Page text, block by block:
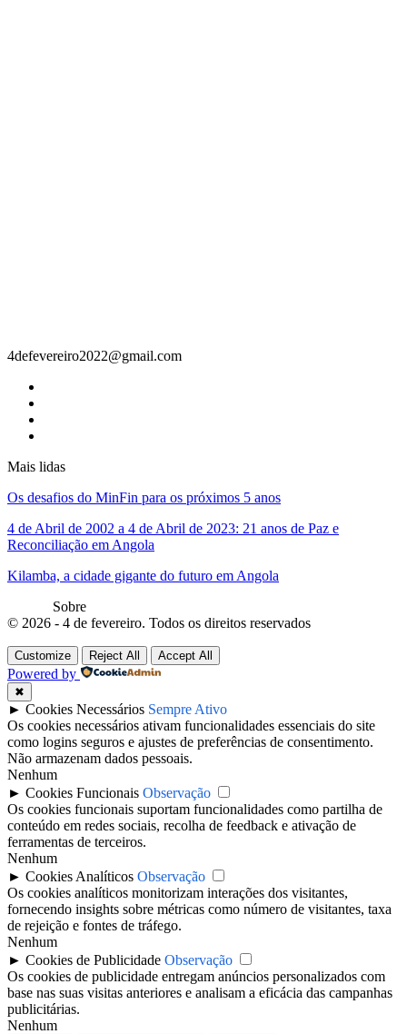
4defevereiro2022@gmail.com
Mais lidas
Os desafios do MinFin para os próximos 5 anos
4 de Abril de 2002 a 4 de Abril de 2023: 21 anos de Paz e
Reconciliação em Angola
Kilamba, a cidade gigante do futuro em Angola
Sobre
© 2026 - 4 de fevereiro. Todos os direitos reservados
Customize Reject All Accept All
Powered by
✖
► Cookies Necessários Sempre Ativo
Os cookies necessários ativam funcionalidades essenciais do site
como logins seguros e ajustes de preferências de consentimento.
Não armazenam dados pessoais.
Nenhum
► Cookies Funcionais Observação
Os cookies funcionais suportam funcionalidades como partilha de
conteúdo em redes sociais, recolha de feedback e ativação de
ferramentas de terceiros.
Nenhum
► Cookies Analíticos Observação
Os cookies analíticos monitorizam interações dos visitantes,
fornecendo insights sobre métricas como número de visitantes, taxa
de rejeição e fontes de tráfego.
Nenhum
► Cookies de Publicidade Observação
Os cookies de publicidade entregam anúncios personalizados com
base nas suas visitas anteriores e analisam a eficácia das campanhas
publicitárias.
Nenhum